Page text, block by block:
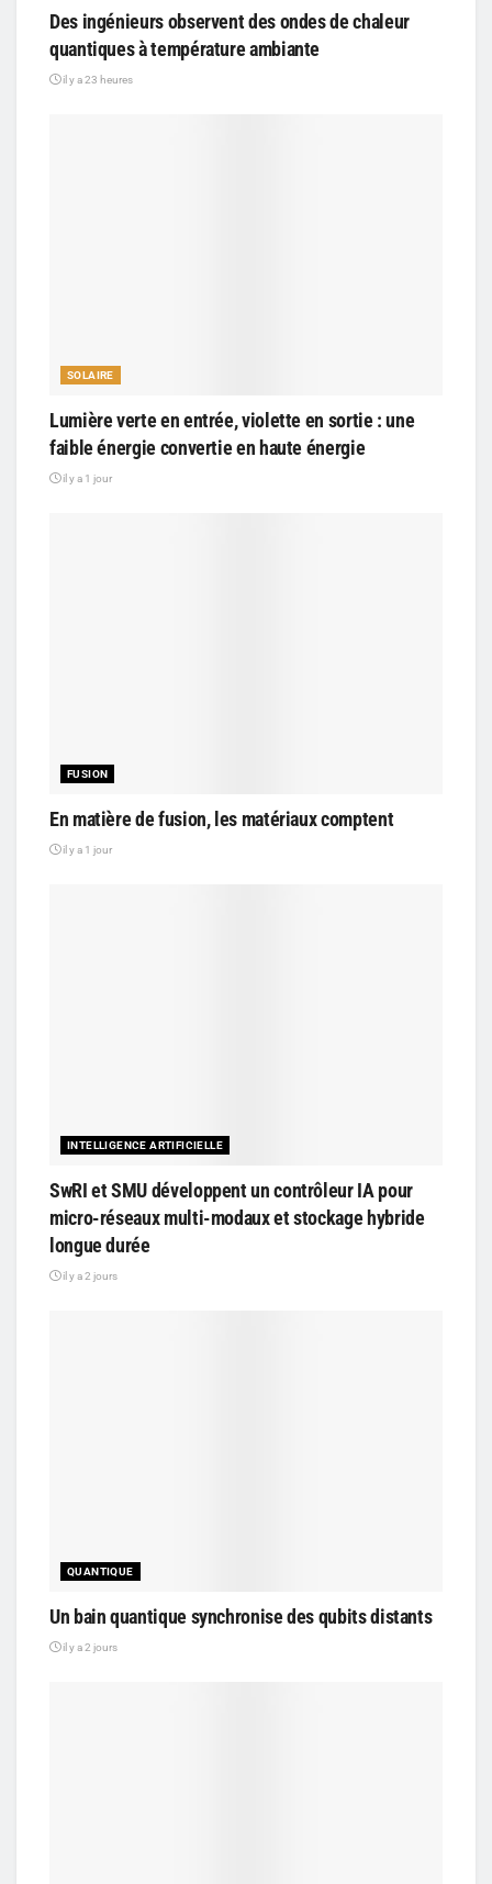
Des ingénieurs observent des ondes de chaleur
quantiques à température ambiante
il y a 23 heures
SOLAIRE
Lumière verte en entrée, violette en sortie : une
faible énergie convertie en haute énergie
il y a 1 jour
FUSION
En matière de fusion, les matériaux comptent
il y a 1 jour
INTELLIGENCE ARTIFICIELLE
SwRI et SMU développent un contrôleur IA pour
micro-réseaux multi-modaux et stockage hybride
longue durée
il y a 2 jours
QUANTIQUE
Un bain quantique synchronise des qubits distants
il y a 2 jours